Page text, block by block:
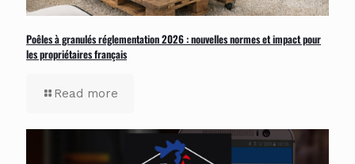
Poêles à granulés réglementation 2026 : nouvelles normes et impact pour
les propriétaires français
Read more